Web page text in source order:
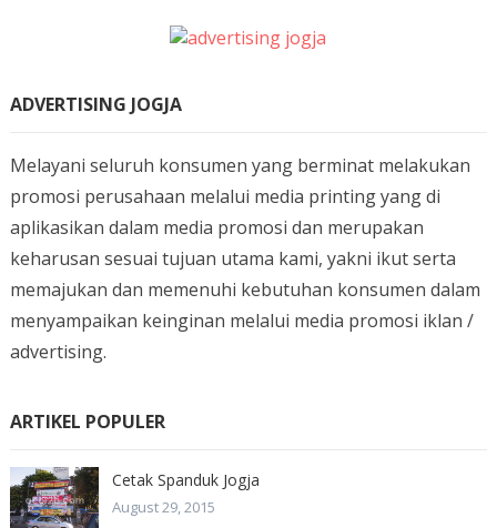
ADVERTISING JOGJA
Melayani seluruh konsumen yang berminat melakukan
promosi perusahaan melalui media printing yang di
aplikasikan dalam media promosi dan merupakan
keharusan sesuai tujuan utama kami, yakni ikut serta
memajukan dan memenuhi kebutuhan konsumen dalam
menyampaikan keinginan melalui media promosi iklan /
advertising.
ARTIKEL POPULER
Cetak Spanduk Jogja
August 29, 2015